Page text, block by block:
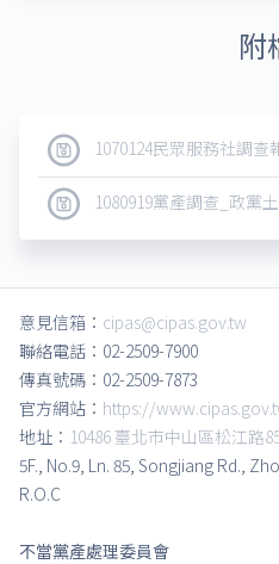
附
1070124民眾服務社調查
1080919黨產調查_政黨
意見信箱： cipas@cipas.gov.tw
聯絡電話：02-2509-7900
傳真號碼：02-2509-7873
官方網站： https://
地址： 10486 臺北市中山區松江路
5F., No.9, Ln. 85, Songjiang Rd.,
R.O.C
不當黨產處理委員會